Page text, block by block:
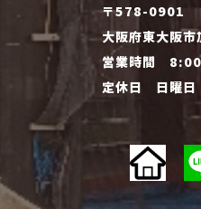
〒578-0901
大阪府東大阪
営業時間
定休日 日曜日